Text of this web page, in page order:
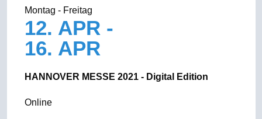
Montag - Freitag
12. APR -
16. APR
HANNOVER MESSE 2021 - Digital Edition
Online